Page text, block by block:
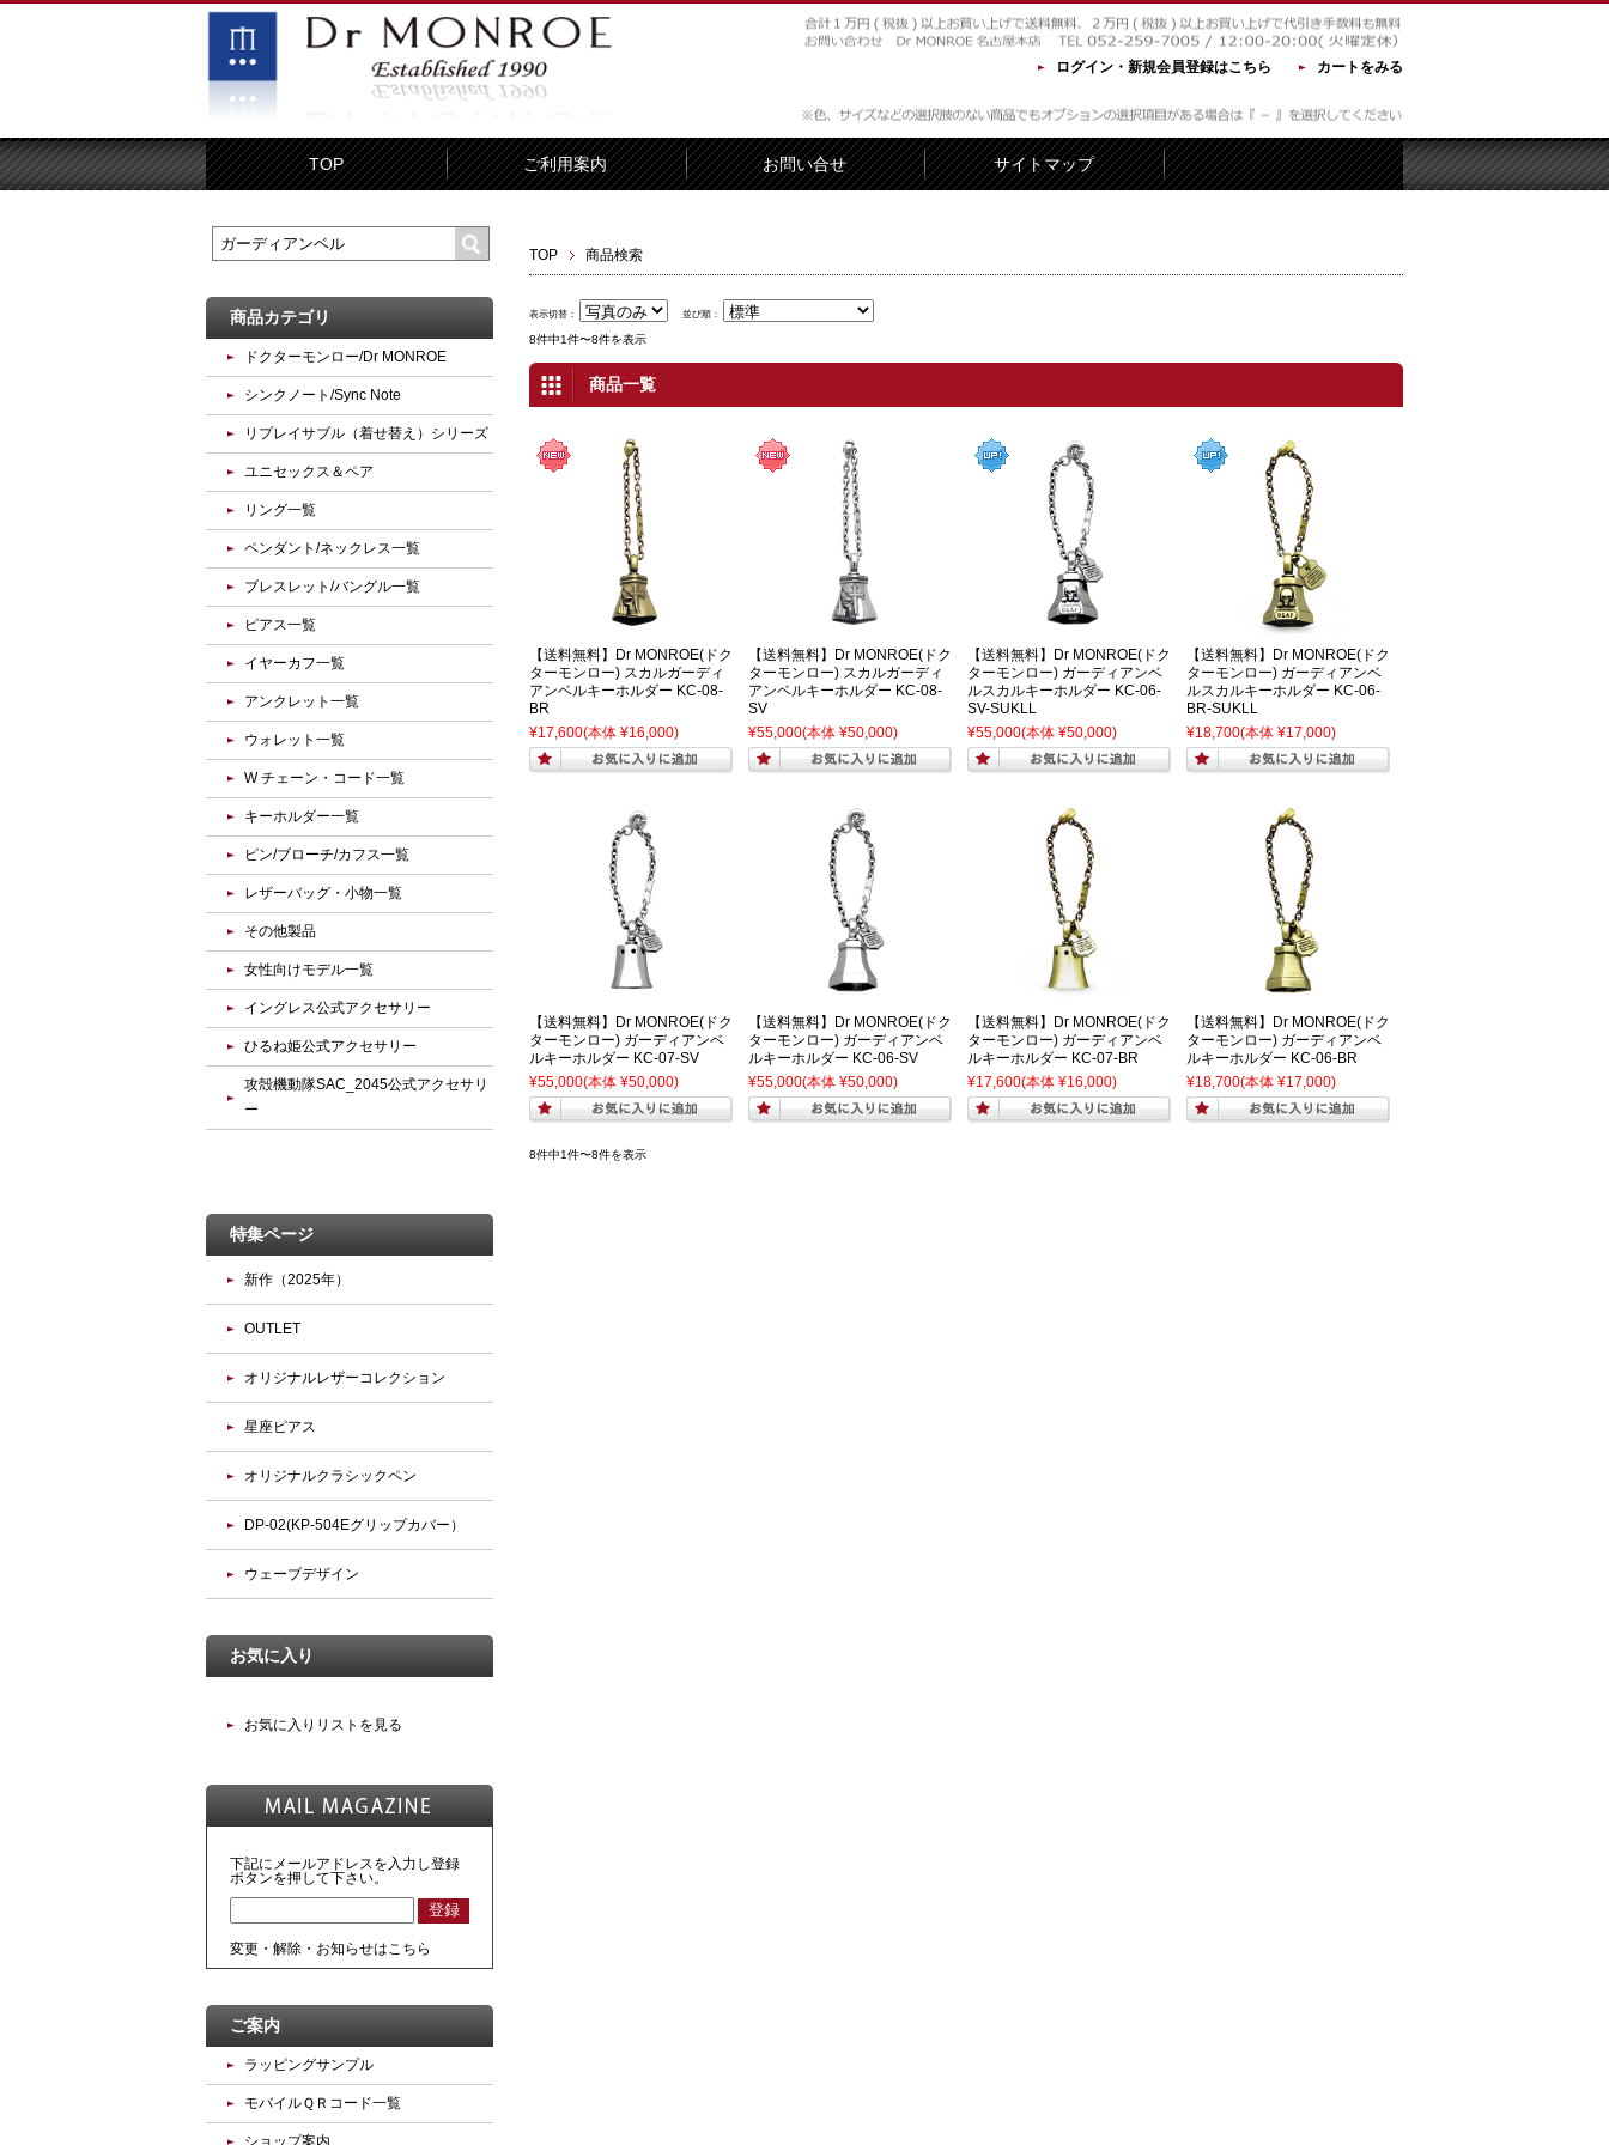
ログイン・新規会員登録はこちら カートをみる
TOP ご利用案内 お問い合せ サイトマップ
TOP 商品検索
表示切替： 並び順：
8件中1件〜8件を表示
商品一覧
【送料無料】Dr MONROE(ドク
ターモンロー) スカルガーディ
アンベルキーホルダー KC-08-
BR
¥17,600(本体 ¥16,000)
【送料無料】Dr MONROE(ドク
ターモンロー) スカルガーディ
アンベルキーホルダー KC-08-
SV
¥55,000(本体 ¥50,000)
【送料無料】Dr MONROE(ドク
ターモンロー) ガーディアンベ
ルスカルキーホルダー KC-06-
SV-SUKLL
¥55,000(本体 ¥50,000)
【送料無料】Dr MONROE(ドク
ターモンロー) ガーディアンベ
ルスカルキーホルダー KC-06-
BR-SUKLL
¥18,700(本体 ¥17,000)
【送料無料】Dr MONROE(ドク
ターモンロー) ガーディアンベ
ルキーホルダー KC-07-SV
¥55,000(本体 ¥50,000)
【送料無料】Dr MONROE(ドク
ターモンロー) ガーディアンベ
ルキーホルダー KC-06-SV
¥55,000(本体 ¥50,000)
【送料無料】Dr MONROE(ドク
ターモンロー) ガーディアンベ
ルキーホルダー KC-07-BR
¥17,600(本体 ¥16,000)
【送料無料】Dr MONROE(ドク
ターモンロー) ガーディアンベ
ルキーホルダー KC-06-BR
¥18,700(本体 ¥17,000)
8件中1件〜8件を表示
商品カテゴリ
ドクターモンロー/Dr MONROE
シンクノート/Sync Note
リプレイサブル（着せ替え）シリーズ
ユニセックス＆ペア
リング一覧
ペンダント/ネックレス一覧
ブレスレット/バングル一覧
ピアス一覧
イヤーカフ一覧
アンクレット一覧
ウォレット一覧
W チェーン・コード一覧
キーホルダー一覧
ピン/ブローチ/カフス一覧
レザーバッグ・小物一覧
その他製品
女性向けモデル一覧
イングレス公式アクセサリー
ひるね姫公式アクセサリー
攻殻機動隊SAC_2045公式アクセサリ
ー
特集ページ
新作（2025年）
OUTLET
オリジナルレザーコレクション
星座ピアス
オリジナルクラシックペン
DP-02(KP-504Eグリップカバー）
ウェーブデザイン
お気に入り
お気に入りリストを見る
下記にメールアドレスを入力し登録
ボタンを押して下さい。
変更・解除・お知らせはこちら
ご案内
ラッピングサンプル
モバイルＱＲコード一覧
ショップ案内